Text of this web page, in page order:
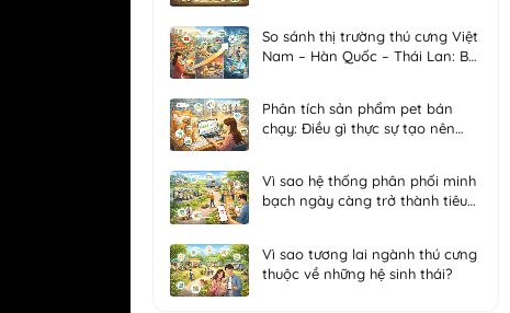
So sánh thị trường thú cưng Việt
Nam – Hàn Quốc – Thái Lan: Bài
Phân tích sản phẩm pet bán
chạy: Điều gì thực sự tạo nên
Vì sao hệ thống phân phối minh
bạch ngày càng trở thành tiêu
Vì sao tương lai ngành thú cưng
thuộc về những hệ sinh thái?